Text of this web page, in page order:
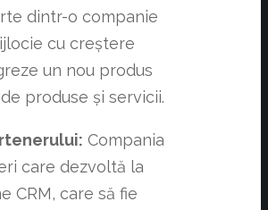
dintr-o companie
cu creștere
un nou produs
produse și servicii.
Compania
care dezvoltă la
CRM, care să fie